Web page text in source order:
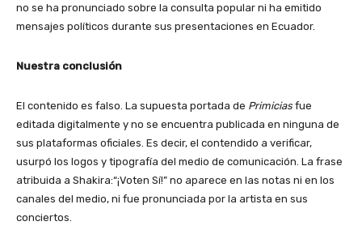
no se ha pronunciado sobre la consulta popular ni ha emitido
mensajes políticos durante sus presentaciones en Ecuador.
Nuestra conclusión
El contenido es falso. La supuesta portada de Primicias fue
editada digitalmente y no se encuentra publicada en ninguna de
sus plataformas oficiales. Es decir, el contendido a verificar,
usurpó los logos y tipografía del medio de comunicación. La frase
atribuida a Shakira:“¡Voten Sí!” no aparece en las notas ni en los
canales del medio, ni fue pronunciada por la artista en sus
conciertos.